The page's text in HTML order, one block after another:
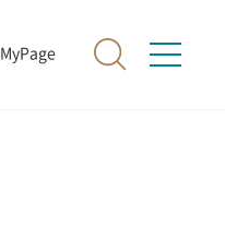
MyPage